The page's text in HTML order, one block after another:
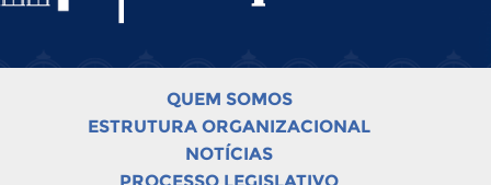
QUEM SOMOS
ESTRUTURA ORGANIZACIONAL
NOTÍCIAS